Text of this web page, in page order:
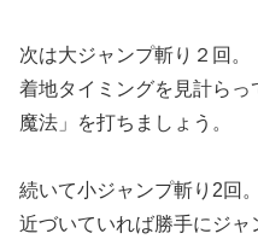
次は大ジャンプ斬り２回。
着地タイミングを見計ら
魔法」を打ちましょう。
続いて小ジャンプ斬り2回。
近づいていれば勝手にジ